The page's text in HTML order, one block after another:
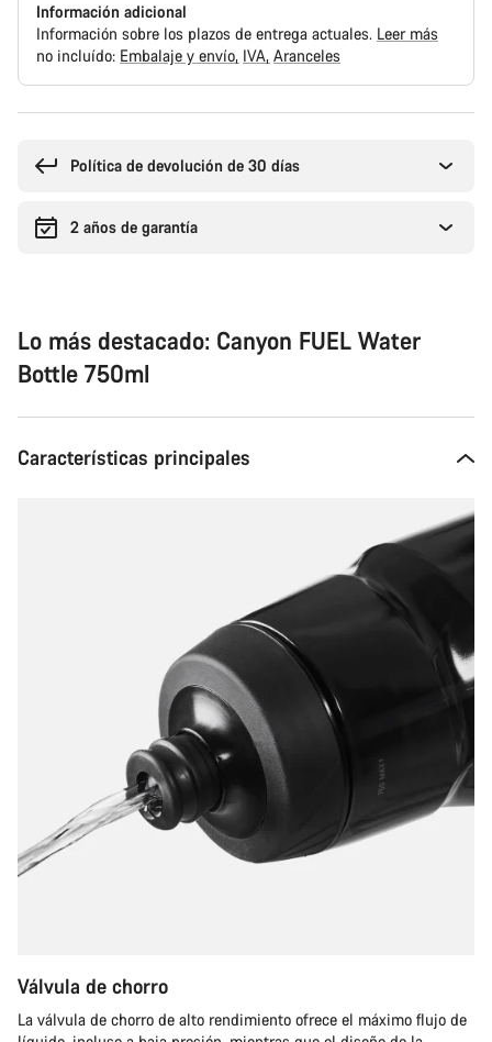
Información adicional
Información sobre los plazos de entrega actuales. Leer más
no incluído: Embalaje y envío IVA Aranceles
compra
Política de devolución de 30 días
2 años de garantía
Lo más destacado: Canyon FUEL Water
Bottle 750ml
Características principales
Válvula de chorro
La válvula de chorro de alto rendimiento ofrece el máximo flujo de